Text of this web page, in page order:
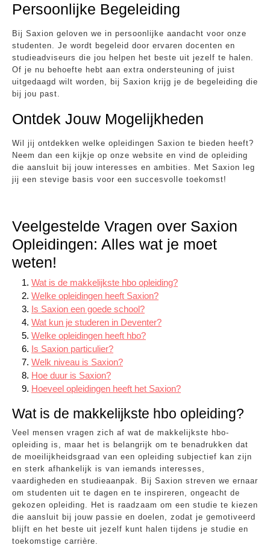
Persoonlijke Begeleiding
Bij Saxion geloven we in persoonlijke aandacht voor onze
studenten. Je wordt begeleid door ervaren docenten en
studieadviseurs die jou helpen het beste uit jezelf te halen.
Of je nu behoefte hebt aan extra ondersteuning of juist
uitgedaagd wilt worden, bij Saxion krijg je de begeleiding die
bij jou past.
Ontdek Jouw Mogelijkheden
Wil jij ontdekken welke opleidingen Saxion te bieden heeft?
Neem dan een kijkje op onze website en vind de opleiding
die aansluit bij jouw interesses en ambities. Met Saxion leg
jij een stevige basis voor een succesvolle toekomst!
Veelgestelde Vragen over Saxion
Opleidingen: Alles wat je moet
weten!
Wat is de makkelijkste hbo opleiding?
Welke opleidingen heeft Saxion?
Is Saxion een goede school?
Wat kun je studeren in Deventer?
Welke opleidingen heeft hbo?
Is Saxion particulier?
Welk niveau is Saxion?
Hoe duur is Saxion?
Hoeveel opleidingen heeft het Saxion?
Wat is de makkelijkste hbo opleiding?
Veel mensen vragen zich af wat de makkelijkste hbo-
opleiding is, maar het is belangrijk om te benadrukken dat
de moeilijkheidsgraad van een opleiding subjectief kan zijn
en sterk afhankelijk is van iemands interesses,
vaardigheden en studieaanpak. Bij Saxion streven we ernaar
om studenten uit te dagen en te inspireren, ongeacht de
gekozen opleiding. Het is raadzaam om een studie te kiezen
die aansluit bij jouw passie en doelen, zodat je gemotiveerd
blijft en het beste uit jezelf kunt halen tijdens je studie en
toekomstige carrière.